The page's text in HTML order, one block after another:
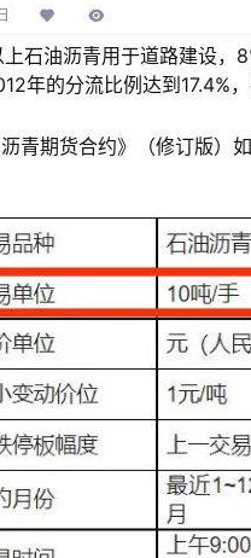
油沥青用于道路建设，
年的分流比例达到17.4%
期货合约》（修订版）如